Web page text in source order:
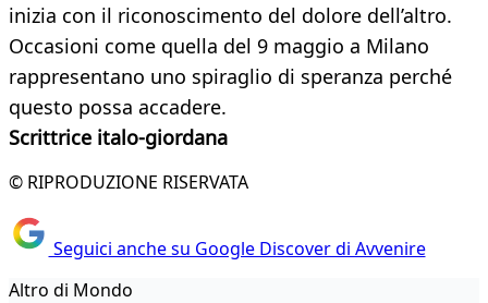
inizia con il riconoscimento del dolore dell’altro.
Occasioni come quella del 9 maggio a Milano
rappresentano uno spiraglio di speranza perché
questo possa accadere.
Scrittrice italo-giordana
© RIPRODUZIONE RISERVATA
Seguici anche su Google Discover di Avvenire
Altro di Mondo